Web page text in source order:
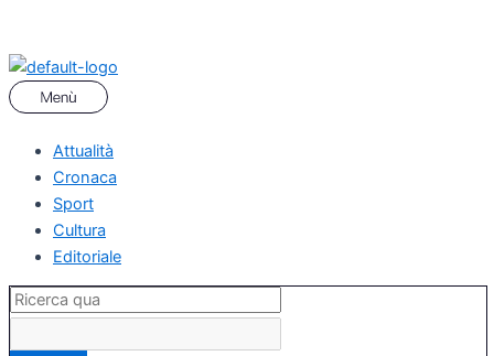
Attualità
Cronaca
Sport
Cultura
Editoriale